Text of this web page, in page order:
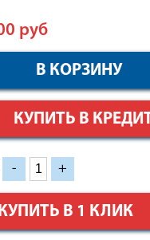
руб
КУПИТЬ В
- +
В 1 КЛИК